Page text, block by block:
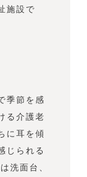
施設で
季節を感
る介護老
に耳を傾
じられる
洗面台、